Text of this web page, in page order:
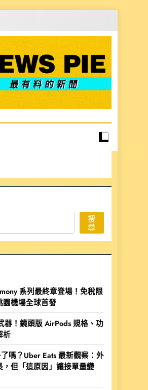
搜
尋
系列最終章登場！免稅限
園機場全球首發
器！鏡頭版 AirPods 規格、功
析
嗎？Uber Eats 最新觀察：外
但「這原因」讓接單量變